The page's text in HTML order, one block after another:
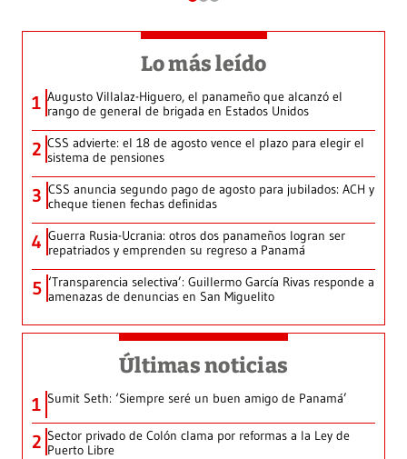
Lo más leído
1 Augusto Villalaz-Higuero, el panameño que alcanzó el
rango de general de brigada en Estados Unidos
2 CSS advierte: el 18 de agosto vence el plazo para elegir el
sistema de pensiones
3 CSS anuncia segundo pago de agosto para jubilados: ACH y
cheque tienen fechas definidas
4 Guerra Rusia-Ucrania: otros dos panameños logran ser
repatriados y emprenden su regreso a Panamá
5 ‘Transparencia selectiva’: Guillermo García Rivas responde a
amenazas de denuncias en San Miguelito
Últimas noticias
1 Sumit Seth: ‘Siempre seré un buen amigo de Panamá’
2 Sector privado de Colón clama por reformas a la Ley de
Puerto Libre